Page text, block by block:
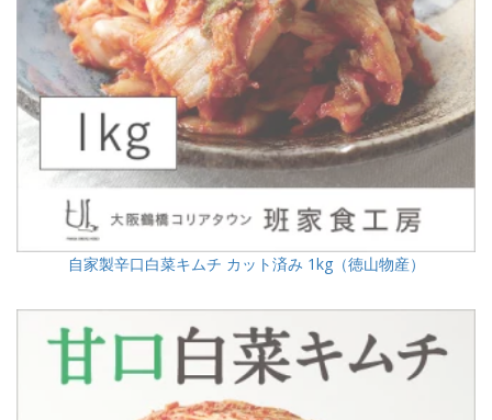
自家製辛口白菜キムチ カット済み 1kg（徳山物産）